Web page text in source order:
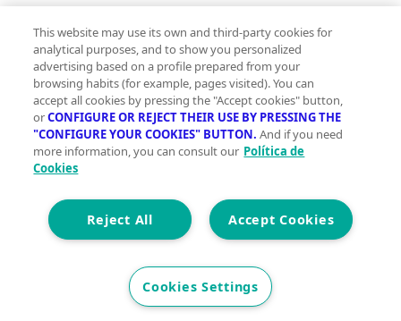
Contacto
hola@vivegreen.com
Aviso Legal
Condiciones de uso
Politica de privacidad
Política de cookies
Accesibilidad
© 2026 Vivegreen - Todos los derechos reservados - UCI
SERVICIOS PARA PROFESIONALES INMOBILIARIOS, S.A.U
This website may use its own and third-party cookies for
analytical purposes, and to show you personalized
advertising based on a profile prepared from your
browsing habits (for example, pages visited). You can
accept all cookies by pressing the "Accept cookies" button,
orCONFIGURE OR REJECT THEIR USE BY PRESSING THE
"CONFIGURE YOUR COOKIES" BUTTON. And if you need
more information, you can consult our Política de
Cookies
Accept Cookies
Reject All
Cookies Settings